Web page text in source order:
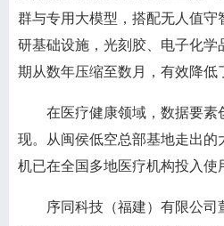
群与专用大模型，搭配无人值守
研基础设施，光刻胶、电子化学
期从数年压缩至数月，有效降低
在医疗健康领域，数据要素
现。从闽侯低空总部基地走出
机已在全国多地医疗机构投入使
序同科技（福建）有限公司